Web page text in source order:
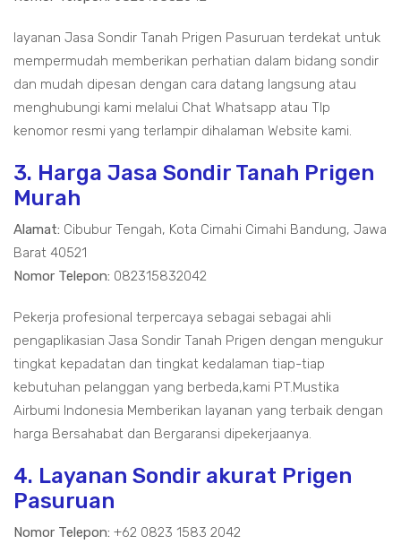
layanan Jasa Sondir Tanah Prigen Pasuruan terdekat untuk
mempermudah memberikan perhatian dalam bidang sondir
dan mudah dipesan dengan cara datang langsung atau
menghubungi kami melalui Chat Whatsapp atau Tlp
kenomor resmi yang terlampir dihalaman Website kami.
3. Harga Jasa Sondir Tanah Prigen
Murah
Alamat: Cibubur Tengah, Kota Cimahi Cimahi Bandung, Jawa
Barat 40521
Nomor Telepon: 082315832042
Pekerja profesional terpercaya sebagai sebagai ahli
pengaplikasian Jasa Sondir Tanah Prigen dengan mengukur
tingkat kepadatan dan tingkat kedalaman tiap-tiap
kebutuhan pelanggan yang berbeda,kami PT.Mustika
Airbumi Indonesia Memberikan layanan yang terbaik dengan
harga Bersahabat dan Bergaransi dipekerjaanya.
4. Layanan Sondir akurat Prigen
Pasuruan
Nomor Telepon: +62 0823 1583 2042